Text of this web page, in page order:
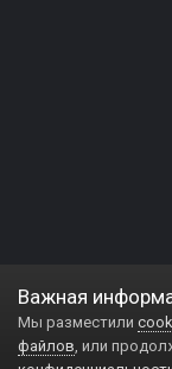
Важная
Мы разместили
файлов, или